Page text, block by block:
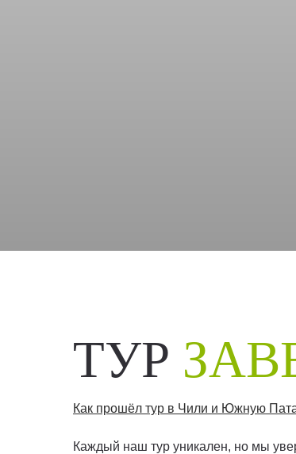
ТУР
Как прошёл тур в Чили и Южную
Каждый наш тур уникален, но мы